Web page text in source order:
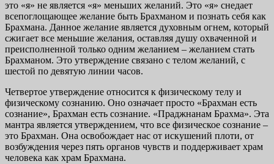
это «я» не является «я» меньших желаний. Это «я» снедает
всепоглощающее желание быть Брахманом и познать себя как
Брахмана. Данное желание является духовным огнем, который
сжигает все меньшие желания, оставляя душу охваченной и
преисполненной только одним желанием – желанием стать
Брахманом. Это утверждение связано с телом желаний, с
шестой по девятую линии часов.
Четвертое утверждение относится к физическому телу и
физическому сознанию. Оно означает просто «Брахман есть
сознание», Брахман есть сознание. «Праджнанам Брахма». Эта
мантра является утверждением, что все физическое сознание –
это Брахман. Она освобождает нас от искушений плоти, от
возбуждения через пять органов чувств и поддерживает храм
человека как храм Брахмана.